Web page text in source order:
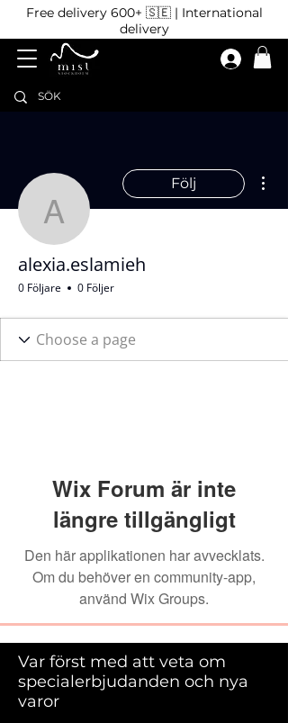
Free delivery 600+ 🇸🇪 | International
delivery
alexia.eslamieh
Följ
alexia.eslamieh
0 Följare 0 Följer
Wix Forum är inte
längre tillgängligt
Den här applikationen har avvecklats.
Om du behöver en community-app,
använd Wix Groups.
Var först med att veta om
specialerbjudanden och nya
varor